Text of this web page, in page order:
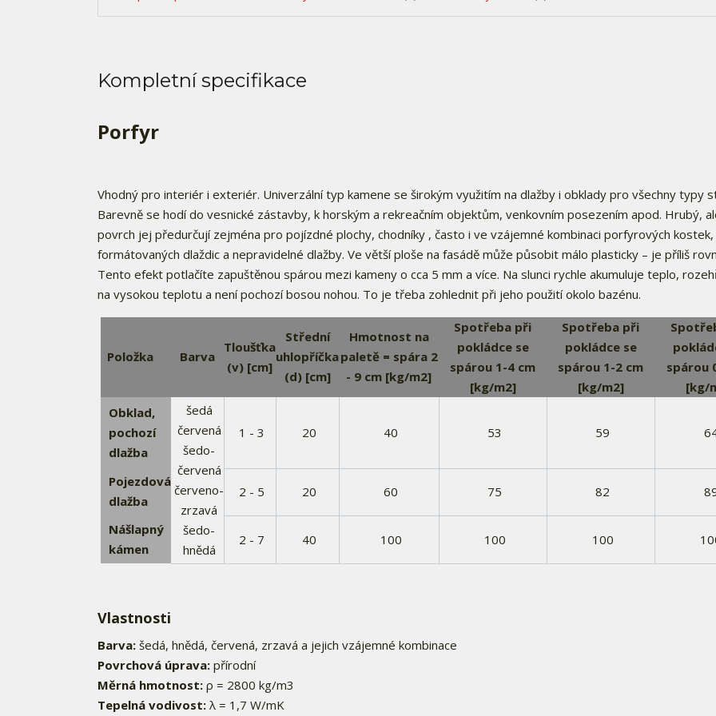
Kompletní specifikace
Porfyr
Vhodný pro interiér i exteriér. Univerzální typ kamene se širokým využitím na dlažby i obklady pro všechny typy
Barevně se hodí do vesnické zástavby, k horským a rekreačním objektům, venkovním posezením apod. Hrubý,
povrch jej předurčují zejména pro pojízdné plochy, chodníky , často i ve vzájemné kombinaci porfyrových kostek,
formátovaných dlaždic a nepravidelné dlažby. Ve větší ploše na fasádě může působit málo plasticky – je příliš
Tento efekt potlačíte zapuštěnou spárou mezi kameny o cca 5 mm a více. Na slunci rychle akumuluje teplo,
na vysokou teplotu a není pochozí bosou nohou. To je třeba zohlednit při jeho použití okolo bazénu.
Položka Barva
Tloušťka
(v) [cm]
Střední
uhlopříčka
(d) [cm]
Hmotnost na
paletě = spára 2
- 9 cm [kg/m2]
Spotřeba při
pokládce se
spárou 1-4 cm
[kg/m2]
Spotřeba při
pokládce se
spárou 1-2 cm
[kg/m2]
spárou
[kg/
Obklad,
pochozí
dlažba
šedá
červená
šedo-
červená
červeno-
zrzavá
šedo-
hnědá
1 - 3 20 40 53 59
Pojezdová
dlažba
2 - 5 20 60 75 82
Nášlapný
kámen
2 - 7 40 100 100 100
Vlastnosti
Barva: šedá, hnědá, červená, zrzavá a jejich vzájemné kombinace
Povrchová úprava: přírodní
Měrná hmotnost: ρ = 2800 kg/m3
Tepelná vodivost: λ = 1,7 W/mK